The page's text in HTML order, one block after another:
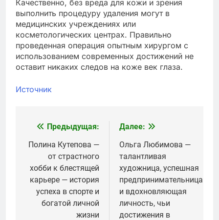
Качественно, без вреда для кожи и зрения
выполнить процедуру удаления могут в
медицинских учреждениях или
косметологических центрах. Правильно
проведенная операция опытным хирургом с
использованием современных достижений не
оставит никаких следов на коже век глаза.
Источник
Навигация
по
записям
Предыдущая:
Полина Кутепова —
от страстного
хобби к блестящей
карьере — история
успеха в спорте и
богатой личной
жизни
Далее:
Ольга Любимова —
талантливая
художница, успешная
предпринимательница
и вдохновляющая
личность, чьи
достижения в